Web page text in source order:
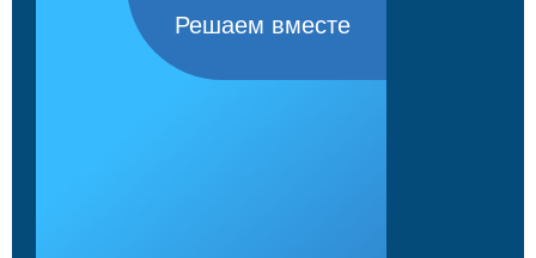
Решаем вместе